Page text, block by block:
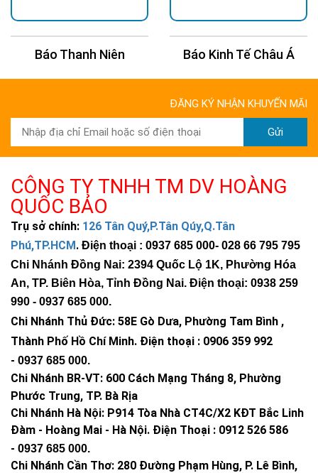
1. Chiếu sáng nhà xưởng, sân bãi
Sân bãi container thường có diện tích 2.000–5.000 m², yêu cầu
độ rọi tối thiểu 30–50 lux để xe nâng hoạt động an toàn theo
có thể bố trí mỗi trụ cách nhau 15–20m, lắp ở độ cao 8–10m
là đủ phủ đều.
Góc chiếu 60–90 độ (tùy chọn) giúp kiểm soát ánh sáng tràn
ra ngoài khu vực cần chiếu, tránh gây chói mắt cho khu dân cư
xung quanh. Nếu bạn đang thiết kế hệ thống cho nhà xưởng,
bạn nên tham khảo thêm dòng đèn LED nhà xưởng với các góc
quang học chuyên biệt hơn cho không gian trong nhà.
2. Chiếu sáng công trường
Kích thước H400 × D500mm cho phép lắp âm vào giá đỡ tường
mà không chiếm quá nhiều không gian. Ở độ cao lắp đặt 3–5m,
đèn chiếu ngược lên mặt tường tạo hiệu ứng wash-light đồng
đều.
Bạn có thể kết hợp đèn 150W này với dòng
sáng vàng 3000Kcho khu vực cần tạo điểm nhấn ấm áp, trong
khi dùng 150W ánh sáng trắng cho vùng cần độ sáng cao hơn.
3. Sân thể thao, sân banh, sân pickleball
Tiêu chuẩn chiếu sáng sân bóng đá phong trào theo TCVN
7114 yêu cầu tối thiểu 200 lux trên mặt sân. Với sân 5 người
Báo Thanh Niên Báo Kinh Tế Châu Á
ĐĂNG KÝ NHẬN KHUYẾN MÃI
Gửi
CÔNG TY TNHH TM DV HOÀNG
QUỐC BẢO
Trụ sở chính: 126 Tân Quý,P.Tân Qúy,Q.Tân
Phú,TP.HCM. Điện thoại : 0937 685 000- 028 66 795 795
Chi Nhánh Đồng Nai: 2394 Quốc Lộ 1K, Phường Hóa
An, TP. Biên Hòa, Tỉnh Đồng Nai. Điện thoại: 0938 259
990 - 0937 685 000.
Chi Nhánh Thủ Đức: 58E Gò Dưa, Phường Tam Bình ,
Thành Phố Hồ Chí Minh. Điện thoại : 0906 359 992
- 0937 685 000.
Chi Nhánh BR-VT: 600 Cách Mạng Tháng 8, Phường
Phước Trung, TP. Bà Rịa
Chi Nhánh Hà Nội: P914 Tòa Nhà CT4C/X2 KĐT Bắc Linh
Đàm - Hoàng Mai - Hà Nội. Điện Thoại : 0912 526 586
- 0937 685 000.
Chi Nhánh Cần Thơ: 280 Đường Phạm Hùng, P. Lê Bình,